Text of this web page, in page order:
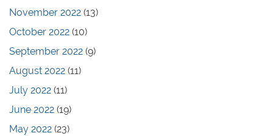
November 2022 (13)
October 2022 (10)
September 2022 (9)
August 2022 (11)
July 2022 (11)
June 2022 (19)
May 2022 (23)